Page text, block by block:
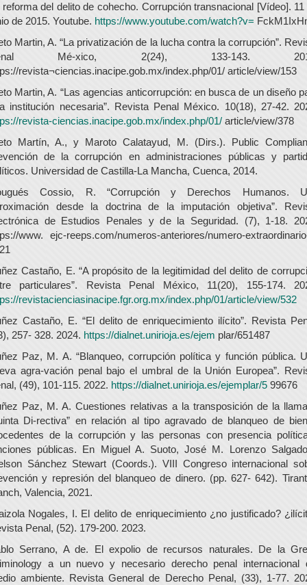
reforma del delito de cohecho. Corrupción transnacional [Vídeo]. 11
de 2015. Youtube. https://www.youtube.com/watch?v=
Martin, A. “La privatización de la lucha contra la corrupción”.
Mé-xico, 2(24), 133-143.
revista¬ciencias.inacipe.gob.mx/index.php/01/ article/view/153
Martin, A. “Las agencias anticorrupción: en busca de un diseño
institución necesaria”. Revista Penal México. 10(18), 27-42.
revista-ciencias.inacipe.gob.mx/index.php/01/ article/view/378
Martín, A., y Maroto Calatayud, M. (Dirs.). Public
de la corrupción en administraciones públicas y
Universidad de Castilla-La Mancha, Cuenca, 2014.
Cossio, R. “Corrupción y Derechos Humanos.
desde la doctrina de la imputación objetiva”.
de Estudios Penales y de la Seguridad. (7), 1-18.
www. ejc-reeps.com/numeros-anteriores/numero-
Castaño, E. “A propósito de la legitimidad del delito de
particulares”. Revista Penal México, 11(20), 155-174.
revistacienciasinacipe.fgr.org.mx/index.php/01/article/view/532
Castaño, E. “El delito de enriquecimiento ilícito”. Revista
257- 328. 2024. https://dialnet.unirioja.es/ejem plar/651487
Paz, M. A. “Blanqueo, corrupción política y función pública.
agra-vación penal bajo el umbral de la Unión Europea”.
(49), 101-115. 2022. https://dialnet.unirioja.es/ejemplar/5 99676
Paz, M. A. Cuestiones relativas a la transposición de la
Di-rectiva” en relación al tipo agravado de blanqueo de
de la corrupción y las personas con presencia
públicas. En Miguel A. Suoto, José M. Lorenzo
Sánchez Stewart (Coords.). VIII Congreso internacional
y represión del blanqueo de dinero. (pp. 627- 642).
Valencia, 2021.
Nogales, I. El delito de enriquecimiento ¿no justificado?
Penal, (52). 179-200. 2023.
Serrano, A de. El expolio de recursos naturales. De la
a un nuevo y necesario derecho penal internacional
ambiente. Revista General de Derecho Penal, (33), 1-77.